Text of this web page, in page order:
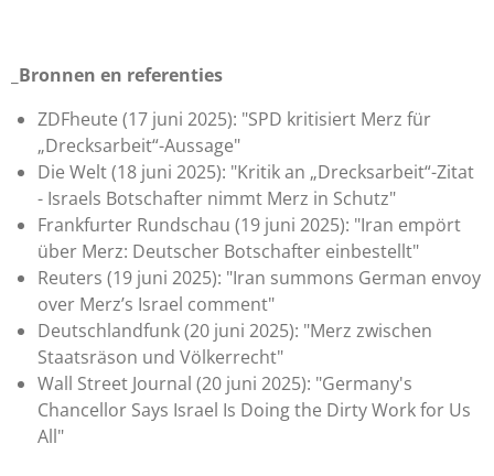
_Bronnen en referenties
ZDFheute (17 juni 2025): "SPD kritisiert Merz für
„Drecksarbeit“-Aussage"
Die Welt (18 juni 2025): "Kritik an „Drecksarbeit“-Zitat
- Israels Botschafter nimmt Merz in Schutz"
Frankfurter Rundschau (19 juni 2025): "Iran empört
über Merz: Deutscher Botschafter einbestellt"
Reuters (19 juni 2025): "Iran summons German envoy
over Merz’s Israel comment"
Deutschlandfunk (20 juni 2025): "Merz zwischen
Staatsräson und Völkerrecht"
Wall Street Journal (20 juni 2025): "Germany's
Chancellor Says Israel Is Doing the Dirty Work for Us
All"